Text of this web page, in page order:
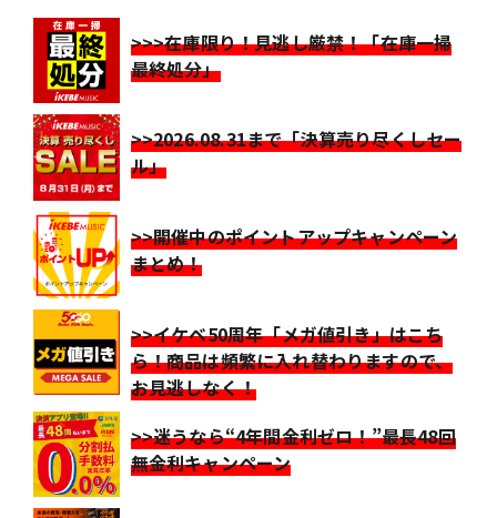
>>>在庫限り！見逃し厳禁！「在庫一掃
最終処分」
>>2026.08.31まで「決算売り尽くしセー
ル」
>>開催中のポイントアップキャンペーン
まとめ！
>>イケベ50周年「メガ値引き」はこち
ら！商品は頻繁に入れ替わりますので、
お見逃しなく！
>>迷うなら“4年間金利ゼロ！”最長48回
無金利キャンペーン